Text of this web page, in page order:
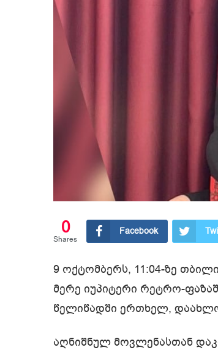
0
Shares
Facebook
9 ოქტომბერს, 11:04-ზე
მერე იუპიტერი რეტრო-
წელიწადში ერთხელ,
აღნიშნულ მოვლენასთან